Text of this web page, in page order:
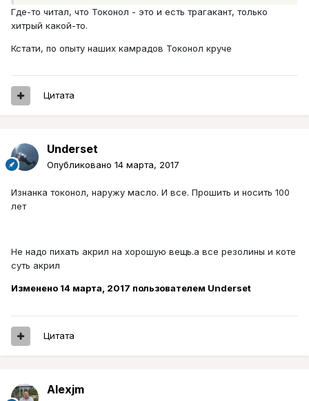
Где-то читал, что Токонол - это и есть трагакант, только
хитрый какой-то.
Кстати, по опыту наших камрадов Токонол круче
Цитата
Underset
Опубликовано 14 марта, 2017
Изнанка токонол, наружу масло. И все. Прошить и носить 100
лет
Не надо пихать акрил на хорошую вещь.а все резолины и коте
суть акрил
Изменено 14 марта, 2017 пользователем Underset
Цитата
Alexjm